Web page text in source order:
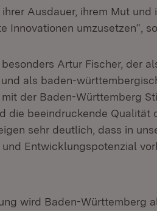
Ausdauer, ihrem Mut und
Innovationen umzusetzen“,
Artur Fischer, der
als baden-
der Baden-Württemberg
die beeindruckende Qualität
sehr deutlich, dass in
Entwicklungspotenzial
wird Baden-Württemberg